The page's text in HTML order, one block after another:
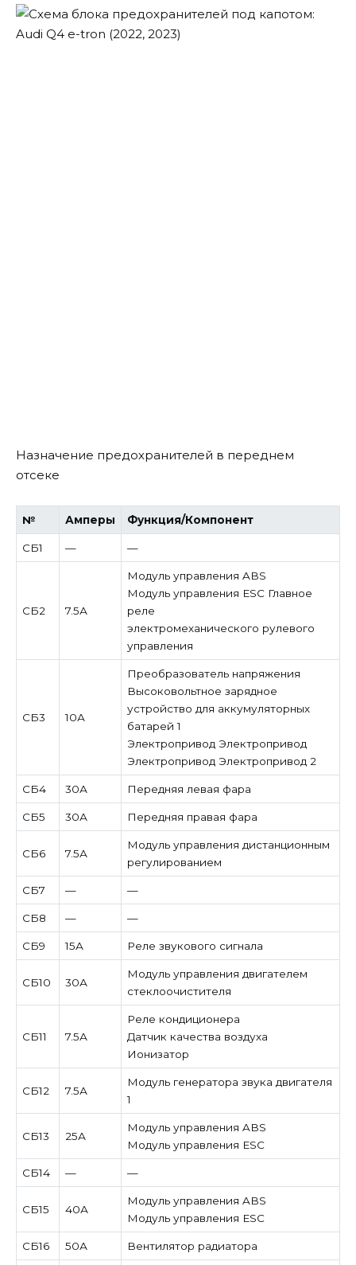
Назначение предохранителей в переднем
отсеке
№ Амперы Функция/Компонент
СБ1 — —
СБ2 7.5А
Модуль управления ABS
Модуль управления ESC Главное
реле
электромеханического рулевого
управления
СБ3 10А
Преобразователь напряжения
Высоковольтное зарядное
устройство для аккумуляторных
батарей 1
Электропривод Электропривод
Электропривод Электропривод 2
СБ4 30А Передняя левая фара
СБ5 30А Передняя правая фара
СБ6 7.5А
Модуль управления дистанционным
регулированием
СБ7 — —
СБ8 — —
СБ9 15А Реле звукового сигнала
СБ10 30А
Модуль управления двигателем
стеклоочистителя
СБ11 7.5А
Реле кондиционера
Датчик качества воздуха
Ионизатор
СБ12 7.5А
Модуль генератора звука двигателя
1
СБ13 25А
Модуль управления ABS
Модуль управления ESC
СБ14 — —
СБ15 40А
Модуль управления ABS
Модуль управления ESC
СБ16 50А Вентилятор радиатора